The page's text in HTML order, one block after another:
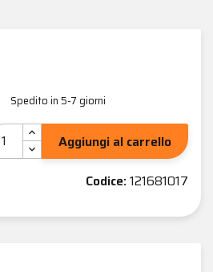
Spedito in 5-7 giorni
Aggiungi al carrello
Codice:121681017